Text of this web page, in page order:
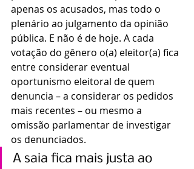
apenas os acusados, mas todo o
plenário ao julgamento da opinião
pública. E não é de hoje. A cada
votação do gênero o(a) eleitor(a) fica
entre considerar eventual
oportunismo eleitoral de quem
denuncia – a considerar os pedidos
mais recentes – ou mesmo a
omissão parlamentar de investigar
os denunciados.
A saia fica mais justa ao